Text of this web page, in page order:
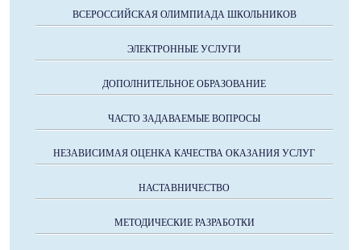
ВСЕРОССИЙСКАЯ ОЛИМПИАДА ШКОЛЬНИКОВ
ЭЛЕКТРОННЫЕ УСЛУГИ
ДОПОЛНИТЕЛЬНОЕ ОБРАЗОВАНИЕ
ЧАСТО ЗАДАВАЕМЫЕ ВОПРОСЫ
НЕЗАВИСИМАЯ ОЦЕНКА КАЧЕСТВА ОКАЗАНИЯ УСЛУГ
НАСТАВНИЧЕСТВО
МЕТОДИЧЕСКИЕ РАЗРАБОТКИ